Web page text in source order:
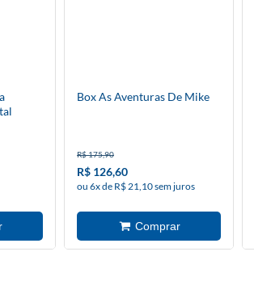
Box As Aventuras De Mike
R$ 175,90
R$ 126,60
ou 6x de R$ 21,10 sem juros